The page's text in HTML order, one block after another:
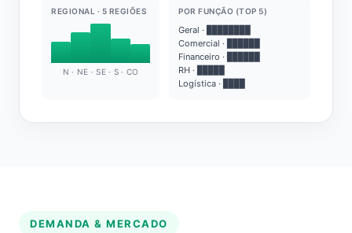
REGIONAL · 5 REGIÕES
N · NE · SE · S · CO
POR FUNÇÃO (TOP 5)
Geral · ████████
Comercial · ██████
Financeiro · ██████
RH · █████
Logística · ████
DEMANDA & MERCADO